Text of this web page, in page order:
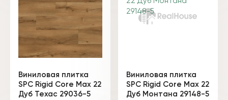
Виниловая плитка
SPC Rigid Core Max 22
Дуб Техас 29036-5
Виниловая плитка
SPC Rigid Core Max 22
Дуб Монтана 29148-5